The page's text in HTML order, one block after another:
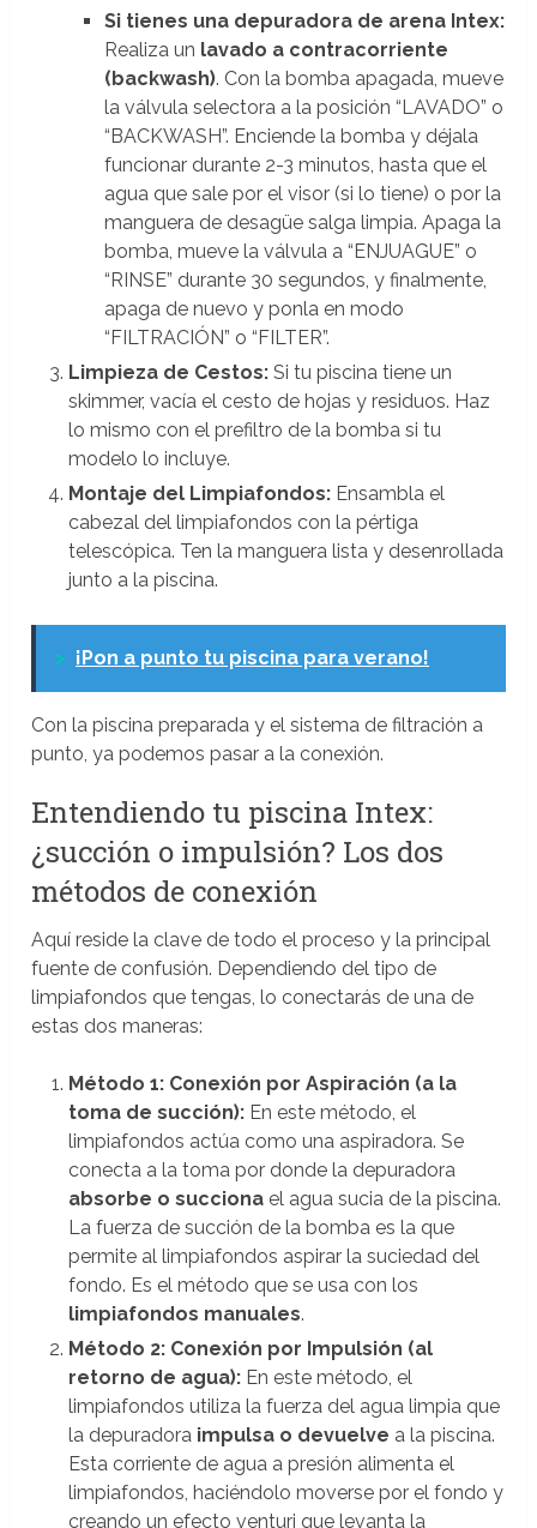
Si tienes una depuradora de arena Intex:
Realiza un lavado a contracorriente
(backwash). Con la bomba apagada, mueve
la válvula selectora a la posición “LAVADO” o
“BACKWASH”. Enciende la bomba y déjala
funcionar durante 2-3 minutos, hasta que el
agua que sale por el visor (si lo tiene) o por la
manguera de desagüe salga limpia. Apaga la
bomba, mueve la válvula a “ENJUAGUE” o
“RINSE” durante 30 segundos, y finalmente,
apaga de nuevo y ponla en modo
“FILTRACIÓN” o “FILTER”.
Limpieza de Cestos:Si tu piscina tiene un
skimmer, vacía el cesto de hojas y residuos. Haz
lo mismo con el prefiltro de la bomba si tu
modelo lo incluye.
Montaje del Limpiafondos:Ensambla el
cabezal del limpiafondos con la pértiga
telescópica. Ten la manguera lista y desenrollada
junto a la piscina.
> ¡Pon a punto tu piscina para verano!
Con la piscina preparada y el sistema de filtración a
punto, ya podemos pasar a la conexión.
Entendiendo tu piscina Intex:
¿succión o impulsión? Los dos
métodos de conexión
Aquí reside la clave de todo el proceso y la principal
fuente de confusión. Dependiendo del tipo de
limpiafondos que tengas, lo conectarás de una de
estas dos maneras:
Método 1: Conexión por Aspiración (a la
toma de succión):En este método, el
limpiafondos actúa como una aspiradora. Se
conecta a la toma por donde la depuradora
absorbe o succionael agua sucia de la piscina.
La fuerza de succión de la bomba es la que
permite al limpiafondos aspirar la suciedad del
fondo. Es el método que se usa con los
limpiafondos manuales.
Método 2: Conexión por Impulsión (al
retorno de agua):En este método, el
limpiafondos utiliza la fuerza del agua limpia que
la depuradora impulsa o devuelve a la piscina.
Esta corriente de agua a presión alimenta el
limpiafondos, haciéndolo moverse por el fondo y
creando un efecto venturi que levanta la